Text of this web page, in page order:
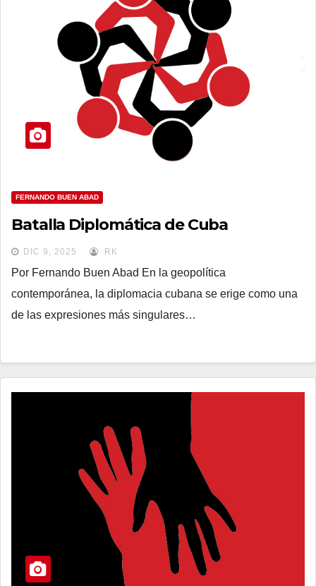
FERNANDO BUEN ABAD
Batalla Diplomática de Cuba
DIC 9, 2025 RK
Por Fernando Buen Abad En la geopolítica
contemporánea, la diplomacia cubana se erige como una
de las expresiones más singulares…